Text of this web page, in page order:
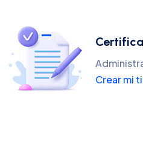
Crear mi